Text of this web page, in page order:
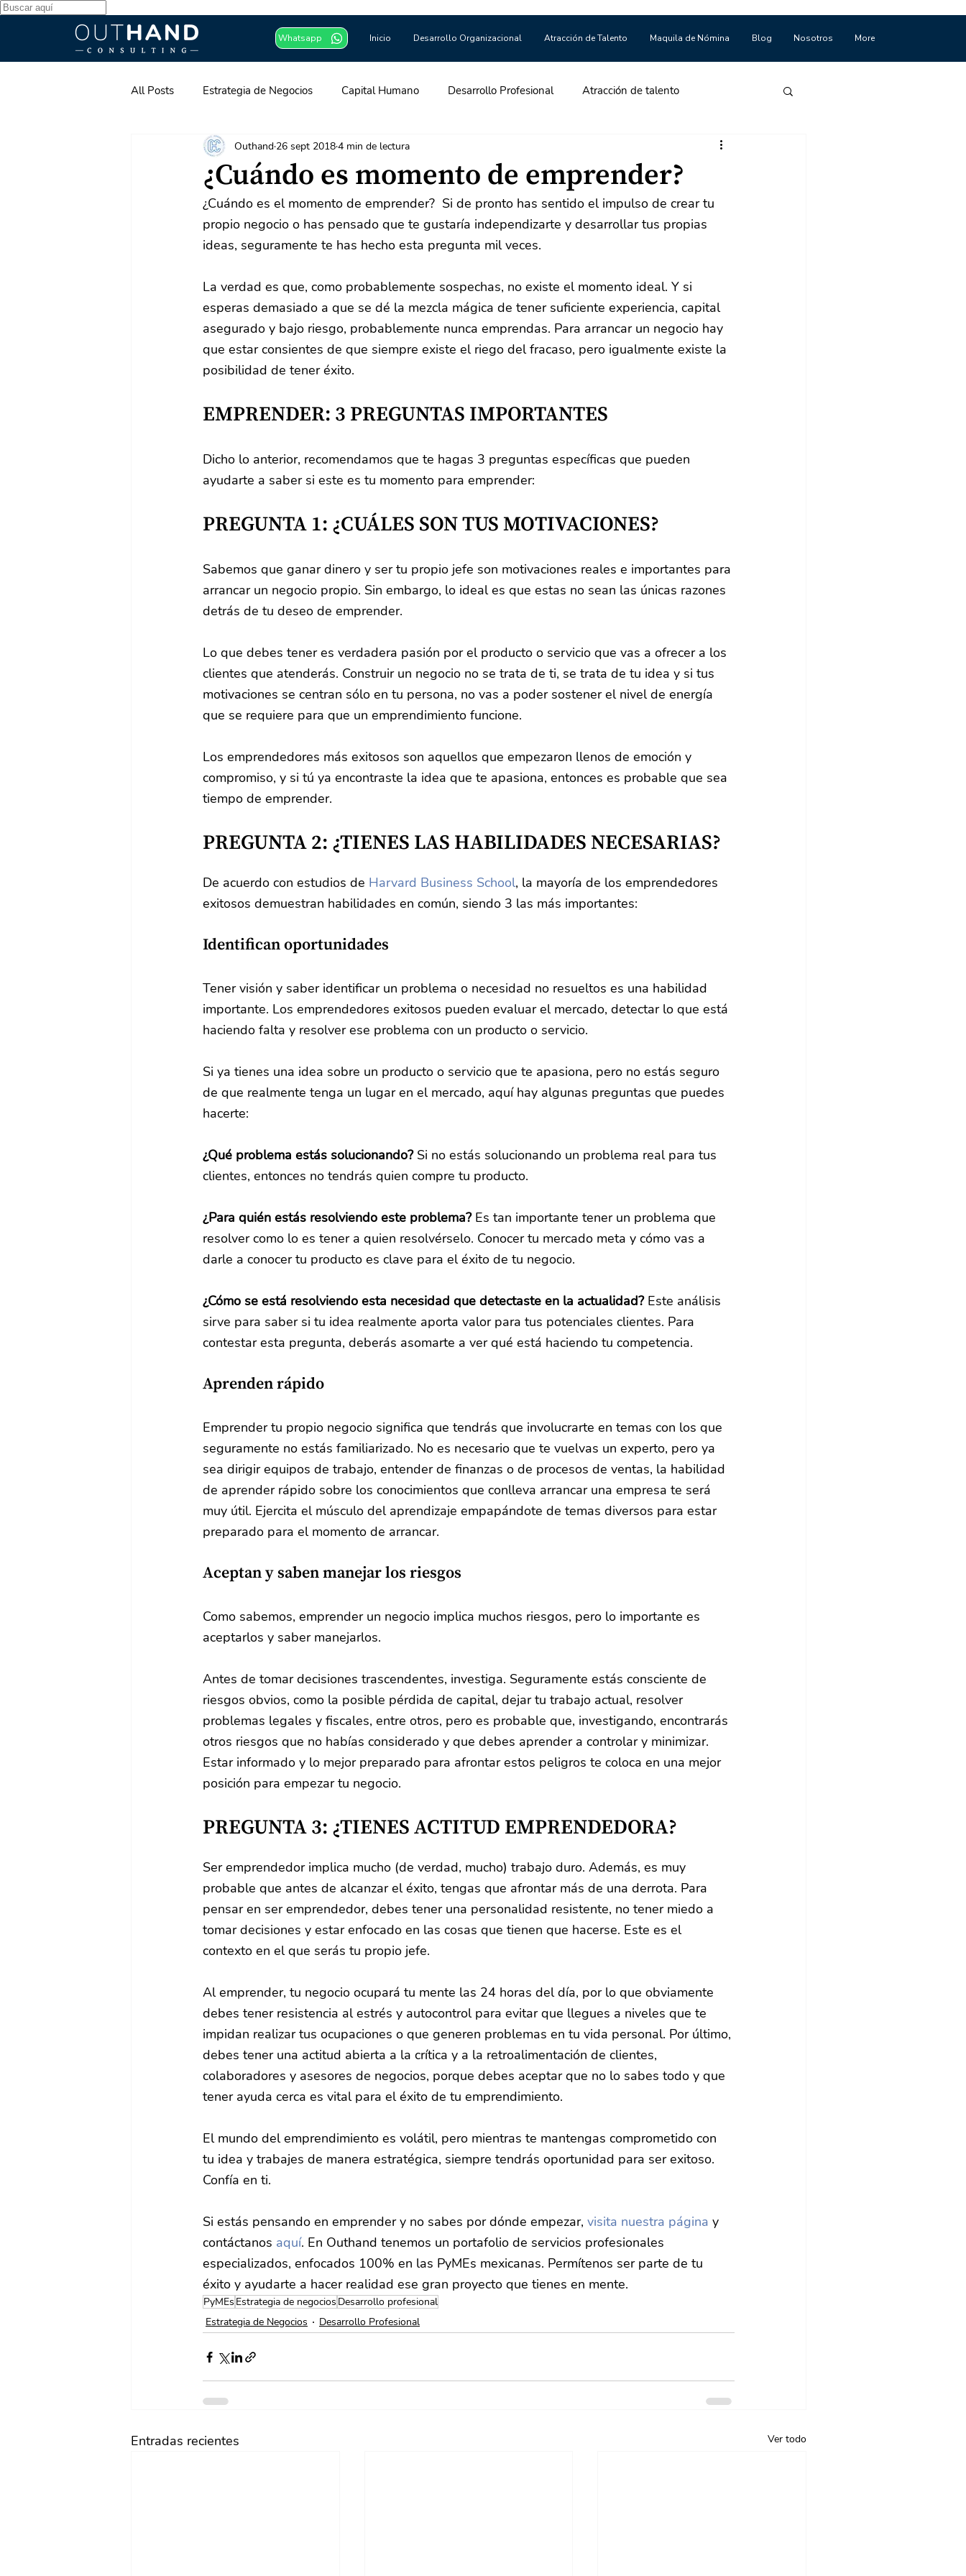
Whatsapp Inicio Desarrollo Organizacional Atracción de Talento Maquila de Nómina Blog Nosotros More
All Posts Estrategia de Negocios Capital Humano Desarrollo Profesional Atracción de talento
Desarrollo Organizacional Payroll
¿Cuándo es momento de emprender?
Outhand 26 sept 20184 min de lectura
¿Cuándo es el momento de emprender?  Si de pronto has sentido el impulso de crear tu
propio negocio o has pensado que te gustaría independizarte y desarrollar tus propias
ideas, seguramente te has hecho esta pregunta mil veces.
La verdad es que, como probablemente sospechas, no existe el momento ideal. Y si
esperas demasiado a que se dé la mezcla mágica de tener suficiente experiencia, capital
asegurado y bajo riesgo, probablemente nunca emprendas. Para arrancar un negocio hay
que estar consientes de que siempre existe el riego del fracaso, pero igualmente existe la
posibilidad de tener éxito.
EMPRENDER: 3 PREGUNTAS IMPORTANTES
Dicho lo anterior, recomendamos que te hagas 3 preguntas específicas que pueden
ayudarte a saber si este es tu momento para emprender:
PREGUNTA 1: ¿CUÁLES SON TUS MOTIVACIONES?
Sabemos que ganar dinero y ser tu propio jefe son motivaciones reales e importantes para
arrancar un negocio propio. Sin embargo, lo ideal es que estas no sean las únicas razones
detrás de tu deseo de emprender.
Lo que debes tener es verdadera pasión por el producto o servicio que vas a ofrecer a los
clientes que atenderás. Construir un negocio no se trata de ti, se trata de tu idea y si tus
motivaciones se centran sólo en tu persona, no vas a poder sostener el nivel de energía
que se requiere para que un emprendimiento funcione.
Los emprendedores más exitosos son aquellos que empezaron llenos de emoción y
compromiso, y si tú ya encontraste la idea que te apasiona, entonces es probable que sea
tiempo de emprender.
PREGUNTA 2: ¿TIENES LAS HABILIDADES NECESARIAS?
De acuerdo con estudios de Harvard Business School, la mayoría de los emprendedores
exitosos demuestran habilidades en común, siendo 3 las más importantes:
Identifican oportunidades
Tener visión y saber identificar un problema o necesidad no resueltos es una habilidad
importante. Los emprendedores exitosos pueden evaluar el mercado, detectar lo que está
haciendo falta y resolver ese problema con un producto o servicio.
Si ya tienes una idea sobre un producto o servicio que te apasiona, pero no estás seguro
de que realmente tenga un lugar en el mercado, aquí hay algunas preguntas que puedes
hacerte:
¿Qué problema estás solucionando? Si no estás solucionando un problema real para tus
clientes, entonces no tendrás quien compre tu producto.
¿Para quién estás resolviendo este problema? Es tan importante tener un problema que
resolver como lo es tener a quien resolvérselo. Conocer tu mercado meta y cómo vas a
darle a conocer tu producto es clave para el éxito de tu negocio.
¿Cómo se está resolviendo esta necesidad que detectaste en la actualidad? Este análisis
sirve para saber si tu idea realmente aporta valor para tus potenciales clientes. Para
contestar esta pregunta, deberás asomarte a ver qué está haciendo tu competencia.
Aprenden rápido
Emprender tu propio negocio significa que tendrás que involucrarte en temas con los que
seguramente no estás familiarizado. No es necesario que te vuelvas un experto, pero ya
sea dirigir equipos de trabajo, entender de finanzas o de procesos de ventas, la habilidad
de aprender rápido sobre los conocimientos que conlleva arrancar una empresa te será
muy útil. Ejercita el músculo del aprendizaje empapándote de temas diversos para estar
preparado para el momento de arrancar.
Aceptan y saben manejar los riesgos
Como sabemos, emprender un negocio implica muchos riesgos, pero lo importante es
aceptarlos y saber manejarlos.
Antes de tomar decisiones trascendentes, investiga. Seguramente estás consciente de
riesgos obvios, como la posible pérdida de capital, dejar tu trabajo actual, resolver
problemas legales y fiscales, entre otros, pero es probable que, investigando, encontrarás
otros riesgos que no habías considerado y que debes aprender a controlar y minimizar.
Estar informado y lo mejor preparado para afrontar estos peligros te coloca en una mejor
posición para empezar tu negocio.
PREGUNTA 3: ¿TIENES ACTITUD EMPRENDEDORA?
Ser emprendedor implica mucho (de verdad, mucho) trabajo duro. Además, es muy
probable que antes de alcanzar el éxito, tengas que afrontar más de una derrota. Para
pensar en ser emprendedor, debes tener una personalidad resistente, no tener miedo a
tomar decisiones y estar enfocado en las cosas que tienen que hacerse. Este es el
contexto en el que serás tu propio jefe.
Al emprender, tu negocio ocupará tu mente las 24 horas del día, por lo que obviamente
debes tener resistencia al estrés y autocontrol para evitar que llegues a niveles que te
impidan realizar tus ocupaciones o que generen problemas en tu vida personal. Por último,
debes tener una actitud abierta a la crítica y a la retroalimentación de clientes,
colaboradores y asesores de negocios, porque debes aceptar que no lo sabes todo y que
tener ayuda cerca es vital para el éxito de tu emprendimiento.
El mundo del emprendimiento es volátil, pero mientras te mantengas comprometido con
tu idea y trabajes de manera estratégica, siempre tendrás oportunidad para ser exitoso.
Confía en ti.
Si estás pensando en emprender y no sabes por dónde empezar, visita nuestra página y
contáctanos aquí. En Outhand tenemos un portafolio de servicios profesionales
especializados, enfocados 100% en las PyMEs mexicanas. Permítenos ser parte de tu
éxito y ayudarte a hacer realidad ese gran proyecto que tienes en mente.
PyMEs Estrategia de negocios Desarrollo profesional
Estrategia de Negocios
Desarrollo Profesional
Entradas recientes Ver todo